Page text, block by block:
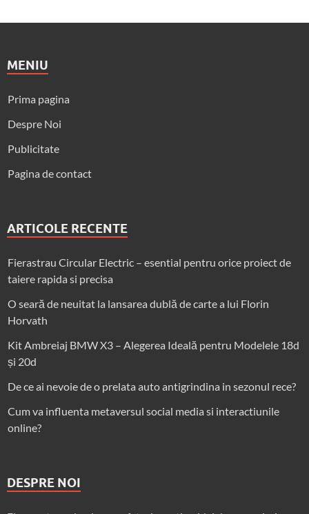
MENIU
Prima pagina
Despre Noi
Publicitate
Pagina de contact
ARTICOLE RECENTE
Fierastrau Circular Electric – esential pentru orice proiect de
taiere rapida si precisa
O seară de neuitat la lansarea dublă de carte a lui Florin
Horvath
Kit Ambreiaj BMW X3 – Alegerea Ideală pentru Modelele 18d
și 20d
De ce ai nevoie de o prelata auto antigrindina in sezonul rece?
Cum va influenta metaversul social media si interactiunile
online?
DESPRE NOI